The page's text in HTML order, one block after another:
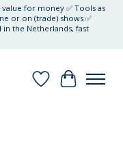
for money ✅ Tools as
or on (trade) shows ✅
in the Netherlands, fast
Verlanglijst